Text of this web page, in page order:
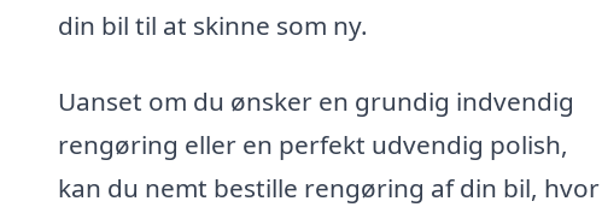
din bil til at skinne som ny.
Uanset om du ønsker en grundig indvendig
rengøring eller en perfekt udvendig polish,
kan du nemt bestille rengøring af din bil, hvor